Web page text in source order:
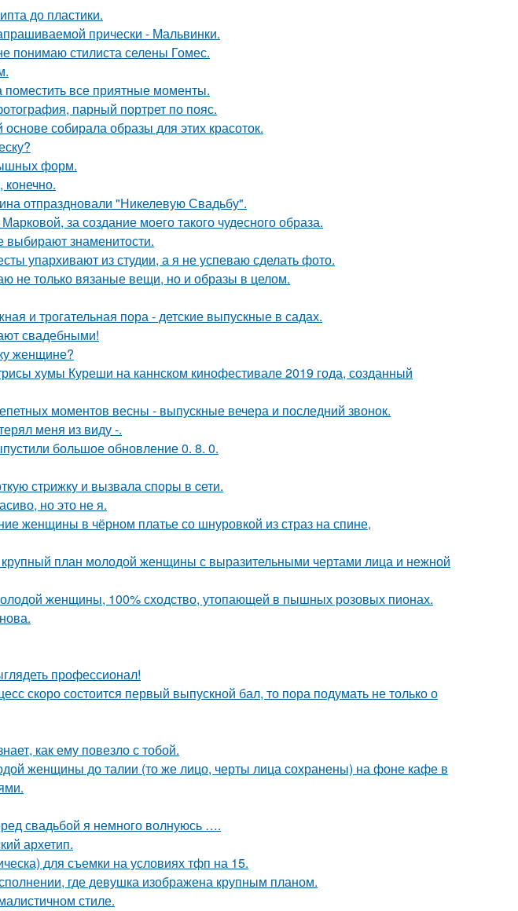
до пластики.
прически - Мальвинки.
понимаю стилиста селены Гомес.
все приятные моменты.
парный портрет по пояс.
собирала образы для этих красоток.
форм.
отпраздновали "Никелевую Свадьбу".
за создание моего такого чудесного образа.
выбирают знаменитости.
упархивают из студии, а я не успеваю сделать фото.
не только вязаные вещи, но и образы в целом.
и трогательная пора - детские выпускные в садах.
свадебными!
женщине?
хумы Куреши на каннском кинофестивале 2019 года, созданный
моментов весны - выпускные вечера и последний звонок.
меня из виду -.
большое обновление 0. 8. 0.
стpижку и вызвала споры в cети.
но это не я.
женщины в чёрном платье со шнуровкой из страз на спине,
план молодой женщины с выразительными чертами лица и нежной
женщины, 100% сходство, утопающей в пышных розовых пионах.
профессионал!
скоро состоится первый выпускной бал, то пора подумать не только о
как ему повезло с тобой.
женщины до талии (то же лицо, черты лица сохранены) на фоне кафе в
свадьбой я немного волнуюсь ….
архетип.
для съемки на условиях тфп на 15.
где девушка изображена крупным планом.
стиле.